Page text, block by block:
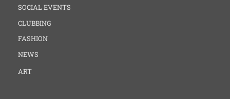
SOCIAL EVENTS
CLUBBING
FASHION
NEWS
ART